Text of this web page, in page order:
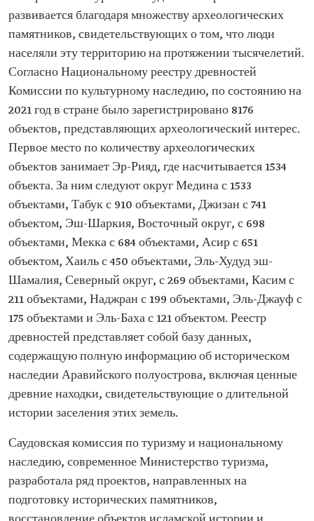
развивается благодаря множеству археологических
памятников, свидетельствующих о том, что люди
населяли эту территорию на протяжении тысячелетий.
Согласно Национальному реестру древностей
Комиссии по культурному наследию, по состоянию на
2021 год в стране было зарегистрировано 8176
объектов, представляющих археологический интерес.
Первое место по количеству археологических
объектов занимает Эр-Рияд, где насчитывается 1534
объекта. За ним следуют округ Медина с 1533
объектами, Табук с 910 объектами, Джизан с 741
объектом, Эш-Шаркия, Восточный округ, с 698
объектами, Мекка с 684 объектами, Асир с 651
объектом, Хаиль с 450 объектами, Эль-Худуд эш-
Шамалия, Северный округ, с 269 объектами, Касим с
211 объектами, Наджран с 199 объектами, Эль-Джауф с
175 объектами и Эль-Баха с 121 объектом. Реестр
древностей представляет собой базу данных,
содержащую полную информацию об историческом
наследии Аравийского полуострова, включая ценные
древние находки, свидетельствующие о длительной
истории заселения этих земель.
Саудовская комиссия по туризму и национальному
наследию, современное Министерство туризма,
разработала ряд проектов, направленных на
подготовку исторических памятников,